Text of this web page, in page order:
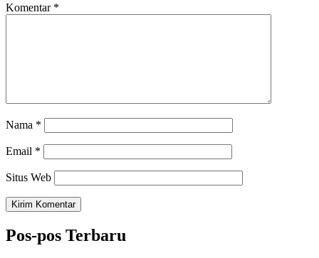
Komentar *
Nama *
Email *
Situs Web
Pos-pos Terbaru